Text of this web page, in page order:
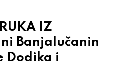
IZ
Banjalučanin
Dodika i